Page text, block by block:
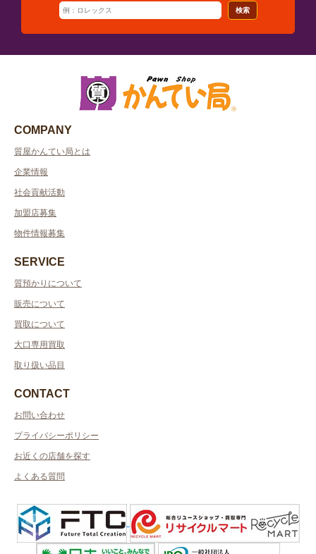
検索
COMPANY
質屋かんてい局とは
企業情報
社会貢献活動
加盟店募集
物件情報募集
SERVICE
質預かりについて
販売について
買取について
大口専用買取
取り扱い品目
CONTACT
お問い合わせ
プライバシーポリシー
お近くの店舗を探す
よくある質問